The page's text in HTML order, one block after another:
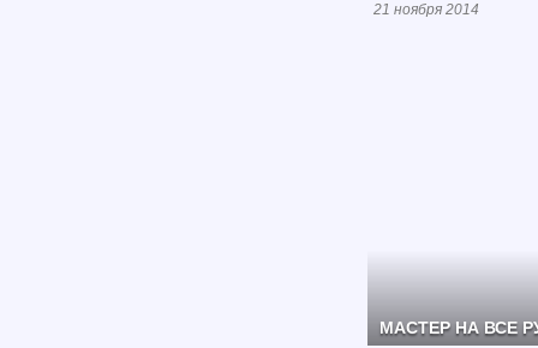
21 ноября 2014
МАСТЕР НА ВСЕ